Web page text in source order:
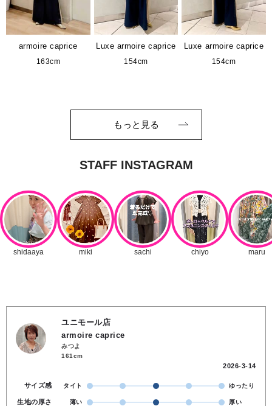
armoire caprice
163cm
Luxe armoire caprice
154cm
Luxe armoire caprice
154cm
もっと見る
ユニモール店
armoire caprice
みつよ
161cm
2026-3-14
サイズ感 タイト ゆったり
生地の厚さ 薄い 厚い